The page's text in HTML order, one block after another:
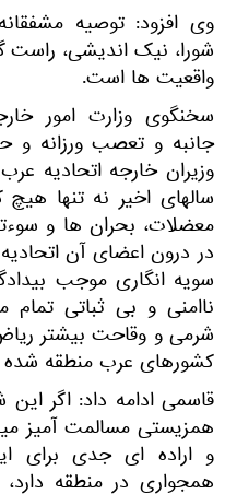
وی افزود: توصیه
شورا، نیک اندیشی،
واقعیت ها است.
سخنگوی وزارت امور
جانبه و تعصب ورزانه و
وزیران خارجه اتحادیه
سالهای اخیر نه تنها
معضلات، بحران ها و
در درون اعضای آن
سویه انگاری موجب
ناامنی و بی ثباتی
شرمی و وقاحت بیشتر
کشورهای عرب منطقه
قاسمی ادامه داد: اگر
همزیستی مسالمت آمیز
و اراده ای جدی برای
همجواری در منطقه